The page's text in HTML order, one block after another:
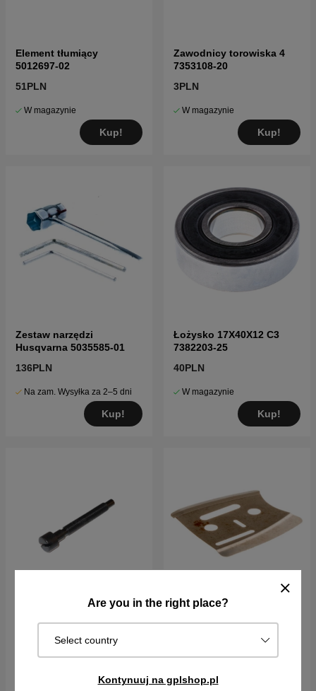
Are you in the right place?
Select country
Kontynuuj na gplshop.pl
Element tłumiący
5012697-02
51PLN
W magazynie
Kup!
Zawodnicy torowiska 4
7353108-20
3PLN
W magazynie
Kup!
Zestaw narzędzi
Husqvarna 5035585-01
136PLN
Na zam. Wysyłka za 2–5 dni
Kup!
Łożysko 17X40X12 C3
7382203-25
40PLN
W magazynie
Kup!
272, 285, 288, 298 itd